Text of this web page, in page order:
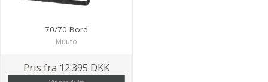
70/70 Bord
Muuto
Pris fra 12.395 DKK